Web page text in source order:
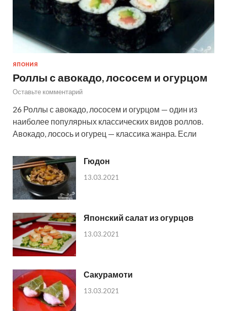
ЯПОНИЯ
Роллы с авокадо, лососем и огурцом
Оставьте комментарий
26 Роллы с авокадо, лососем и огурцом — один из
наиболее популярных классических видов роллов.
Авокадо, лосось и огурец — классика жанра. Если
Гюдон
13.03.2021
Японский салат из огурцов
13.03.2021
Сакурамоти
13.03.2021